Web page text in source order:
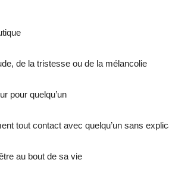
de la tristesse ou de la mélancolie
pour quelqu’un
tout contact avec quelqu’un sans
au bout de sa vie